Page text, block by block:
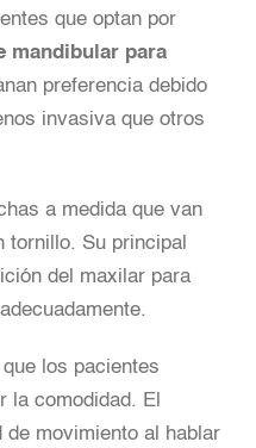
que optan por
mandibular para
preferencia debido
invasiva que otros
a medida que van
tornillo. Su principal
del maxilar para
los pacientes
la comodidad. El
movimiento al hablar